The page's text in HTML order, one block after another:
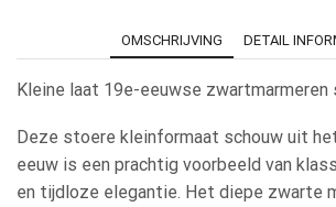
OMSCHRIJVING DETAIL
Kleine laat 19e-eeuwse zwartmarmeren
Deze stoere kleinformaat schouw uit
eeuw is een prachtig voorbeeld van
en tijdloze elegantie. Het diepe zwarte